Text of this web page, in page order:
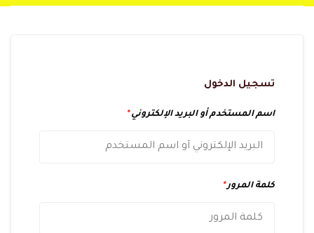
تسجيل الدخول
اسم المستخدم أو البريد الإلكتروني*
كلمة المرور*